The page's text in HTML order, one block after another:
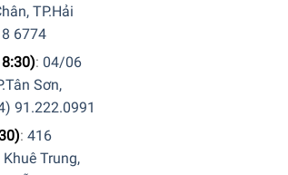
TP.Hải
6774
: 04/06
Sơn,
91.222.0991
: 416
Trung,